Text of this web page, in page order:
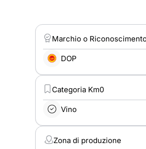
Marchio o
DOP
Categoria Km0
Vino
Zona di produzione